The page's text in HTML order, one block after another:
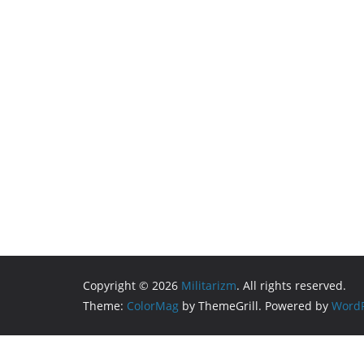
Copyright © 2026 Militarizm. All rights reserved.
Theme: ColorMag by ThemeGrill. Powered by